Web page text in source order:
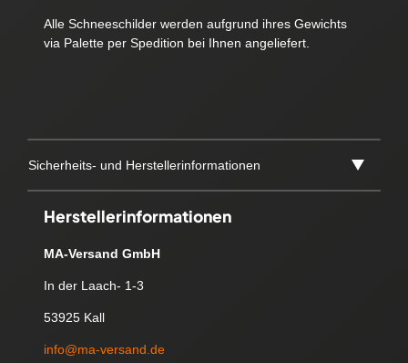
Alle Schneeschilder werden aufgrund ihres Gewichts
via Palette per Spedition bei Ihnen angeliefert.
Sicherheits- und Herstellerinformationen
Herstellerinformationen
MA-Versand GmbH
In der Laach- 1-3
53925 Kall
info@ma-versand.de